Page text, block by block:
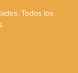
Todos los